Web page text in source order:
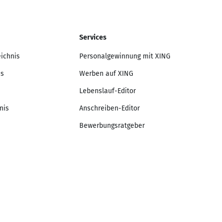
Services
Personalgewinnung mit XING
Werben auf XING
Lebenslauf-Editor
Anschreiben-Editor
Bewerbungsratgeber